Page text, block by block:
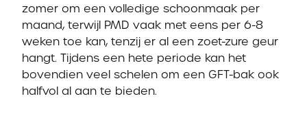
zomer om een volledige schoonmaak per
maand, terwijl PMD vaak met eens per 6-8
weken toe kan, tenzij er al een zoet-zure geur
hangt. Tijdens een hete periode kan het
bovendien veel schelen om een GFT-bak ook
halfvol al aan te bieden.